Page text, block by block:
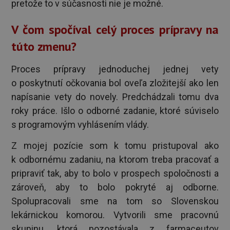
pretože to v súčasnosti nie je možné.
V čom spočíval celý proces prípravy na
túto zmenu?
Proces prípravy jednoduchej jednej vety
o poskytnutí očkovania bol oveľa zložitejší ako len
napísanie vety do novely. Predchádzali tomu dva
roky práce. Išlo o odborné zadanie, ktoré súviselo
s programovým vyhlásením vlády.
Z mojej pozície som k tomu pristupoval ako
k odbornému zadaniu, na ktorom treba pracovať a
pripraviť tak, aby to bolo v prospech spoločnosti a
zároveň, aby to bolo pokryté aj odborne.
Spolupracovali sme na tom so Slovenskou
lekárnickou komorou. Vytvorili sme pracovnú